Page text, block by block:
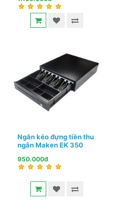
Ngăn kéo đựng tiền thu
ngân Maken EK 350
950.000đ